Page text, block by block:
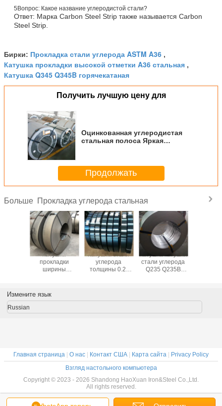
5Вопрос: Какое название углеродистой стали?
Ответ: Марка Carbon Steel Strip также называется Carbon
Steel Strip.
Бирки: Прокладка стали углерода ASTM A36 ,
Катушка прокладки высокой отметки A36 стальная ,
Катушка Q345 Q345B горячекатаная
Получить лучшую цену для
Оцинкованная углеродистая
стальная полоса Яркая
производства
Продолжать
Больше Прокладка углерода стальная
Катушка
прокладки
ширины
углерода
высокой отметки
Катушка стали
углерода
толщины 0.2-
горячекатаная
Катушка катушки
стали углерода
Q235 Q235B
горячекатаная
Измените язык
Russian
Главная страница | О нас | Контакт США | Карта сайта | Privacy Policy
Взгляд настольного компьютера
Copyright © 2023 - 2026 Shandong HaoXuan Iron&Steel Co.,Ltd.
All rights reserved.